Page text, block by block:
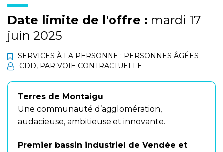
Date limite de l'offre : mardi 17
juin 2025
SERVICES À LA PERSONNE : PERSONNES ÂGÉES
CDD, PAR VOIE CONTRACTUELLE
Terres de Montaigu
Une communauté d’agglomération,
audacieuse, ambitieuse et innovante.
Premier bassin industriel de Vendée et